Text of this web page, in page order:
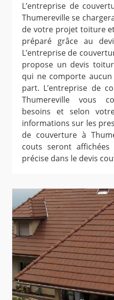
L’entreprise de
Thumereville se
de votre projet toiture
préparé grâce au
L’entreprise de
propose un devis
qui ne comporte
part. L’entreprise de
Thumereville vous
besoins et selon
informations sur les
de couverture à
couts seront
précise dans le devis